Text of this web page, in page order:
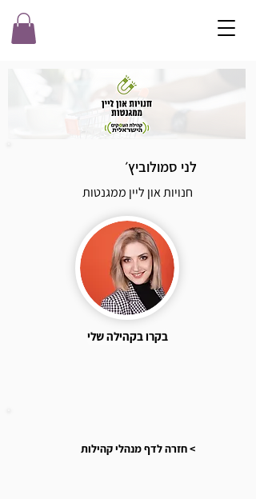
לני סמולוביץ׳
חנויות און ליין ממגנטות
בקרו בקהילה שלי
חזרה לדף מנהלי קהילות <